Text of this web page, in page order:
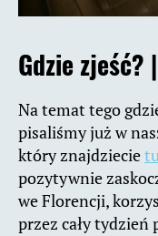
Gdzie zjeść? |
Na temat tego
pisaliśmy już w
który znajdziecie
pozytywnie
we Florencji,
przez cały